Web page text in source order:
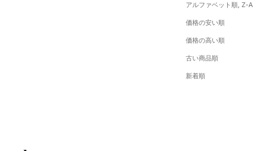
アルファベット順, Z-A
価格の安い順
価格の高い順
古い商品順
新着順